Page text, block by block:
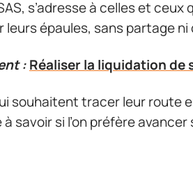
s’adresse à celles et
leurs épaules, sans partage
:Réaliser la liquidation de
souhaitent tracer leur route
savoir si l’on préfère avancer